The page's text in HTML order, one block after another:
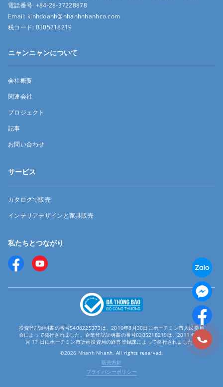
電話番号: +84-28-37228878
Email: kinhdoanh@nhanhnhanhco.com
税コード: 0305218219
ニャンニャンについて
会社概要
関連会社
プロジェクト
記事
お問い合わせ
サービス
カタログで販売
インテリアデザインと家具販売
私たちとつながり
投資登記証明書の番号5408225373は、2016年8月30日にホーチミン市人民委員
会によって発行されました。企業登記証明書の番号0305218219は、2011 年 12
月 17 日にホーチミン市計画投資局の経営登録課によって発行されました。
©2026 Nhanh Nhanh. All rights reserved.
販売方針
プライバシーポリシー